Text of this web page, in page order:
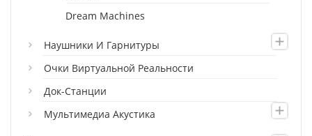
Dream Machines
Наушники И Гарнитуры
Очки Виртуальной Реальности
Док-Станции
Мультимедиа Акустика